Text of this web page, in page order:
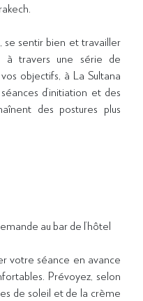
se sentir bien et travailler
à travers une série de
objectifs, à La Sultana
d’initiation et des
des postures plus
au bar de l’hôtel
votre séance en avance
Prévoyez, selon
de soleil et de la crème